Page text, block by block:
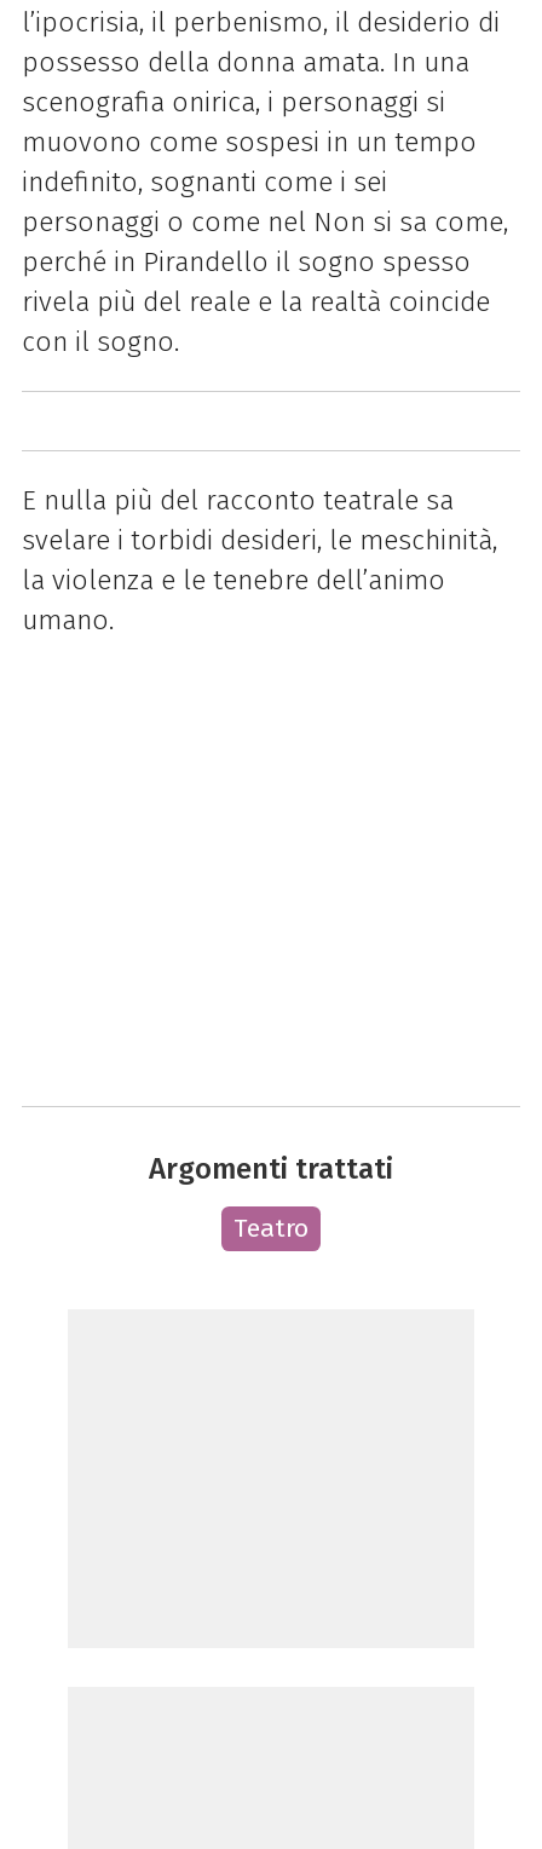
l’ipocrisia, il perbenismo, il desiderio di
possesso della donna amata. In una
scenografia onirica, i personaggi si
muovono come sospesi in un tempo
indefinito, sognanti come i sei
personaggi o come nel Non si sa come,
perché in Pirandello il sogno spesso
rivela più del reale e la realtà coincide
con il sogno.
E nulla più del racconto teatrale sa
svelare i torbidi desideri, le meschinità,
la violenza e le tenebre dell’animo
umano.
Argomenti trattati
Teatro